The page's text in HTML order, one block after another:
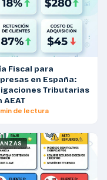
Fiscal para
en España:
Tributarias
AEAT
min de lectura